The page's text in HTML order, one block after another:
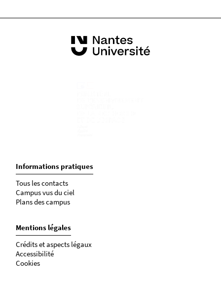
Informations pratiques
Tous les contacts
Campus vus du ciel
Plans des campus
Mentions légales
Crédits et aspects légaux
Accessibilité
Cookies